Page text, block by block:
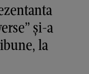
și-a
la